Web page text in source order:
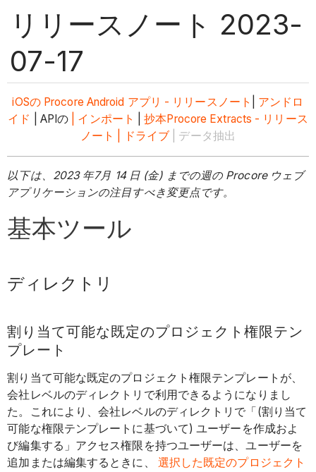
リリースノート 2023-
07-17
iOSの Procore Android アプリ - リリースノート
アンドロ
イド
| APIの | インポート 抄本Procore Extracts - リリース
ノート
| ドライブ | データ抽出
以下は、2023 年7月 14 日 (金) までの週の Procore ウェブ
アプリケーションの注目すべき変更点です。
基本ツール
ディレクトリ
割り当て可能な既定のプロジェクト権限テン
プレート
割り当て可能な既定のプロジェクト権限テンプレートが、
会社レベルのディレクトリで利用できるようになりまし
た。これにより、会社レベルのディレクトリで「(割り当て
可能な権限テンプレートに基づいて) ユーザーを作成およ
び編集する」アクセス権限を持つユーザーは、ユーザーを
追加または編集するときに、 選択した既定のプロジェクト